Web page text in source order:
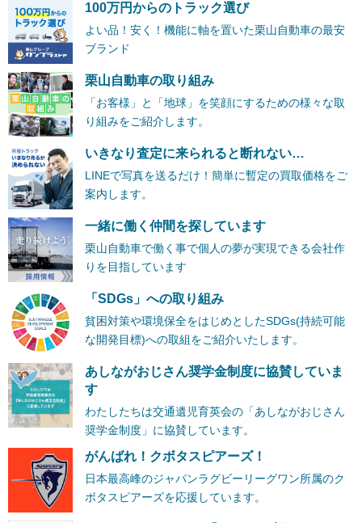
100万円からのトラック選び
よい品！安く！機能に軸を置いた栗山自動車の最安
ブランド
栗山自動車の取り組み
「お客様」と「地球」を笑顔にするための様々な取
り組みをご紹介します。
いきなり査定に来られると断れない…
LINEで写真を送るだけ！簡単に暫定の買取価格をご
案内します。
一緒に働く仲間を探しています
栗山自動車で働く事で個人の夢が実現できる会社作
りを目指しています
「SDGs」への取り組み
貧困対策や環境保全をはじめとしたSDGs(持続可能
な開発目標)への取組をご紹介いたします。
あしながおじさん奨学金制度に協賛していま
す
わたしたちは交通遺児育英会の「あしながおじさん
奨学金制度」に協賛しています。
がんばれ！クボタスピアーズ！
日本最高峰のジャパンラグビーリーグワン所属のク
ボタスピアーズを応援しています。